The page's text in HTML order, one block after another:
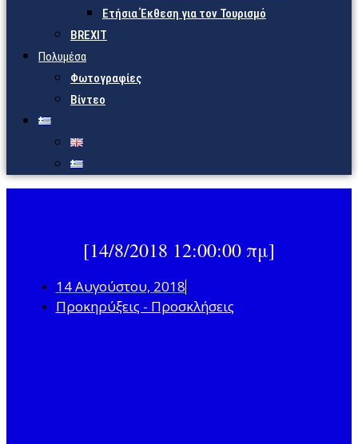
Ετήσια Έκθεση για τον Τουρισμό
BREXIT
Πολυμέσα
Φωτογραφίες
Βίντεο
[14/8/2018 12:00:00 πμ]
14 Αυγούστου, 2018
Προκηρύξεις - Προσκλήσεις